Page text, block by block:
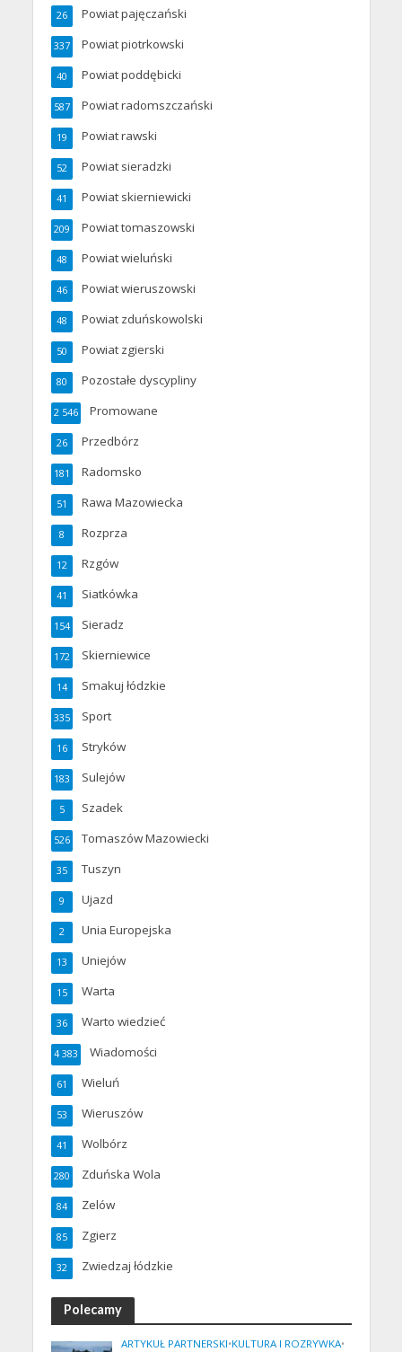
Powiat pajęczański
26
Powiat piotrkowski
337
Powiat poddębicki
40
Powiat radomszczański
587
Powiat rawski
19
Powiat sieradzki
52
Powiat skierniewicki
41
Powiat tomaszowski
209
Powiat wieluński
48
Powiat wieruszowski
46
Powiat zduńskowolski
48
Powiat zgierski
50
Pozostałe dyscypliny
80
Promowane
2 546
Przedbórz
26
Radomsko
181
Rawa Mazowiecka
51
Rozprza
8
Rzgów
12
Siatkówka
41
Sieradz
154
Skierniewice
172
Smakuj łódzkie
14
Sport
335
Stryków
16
Sulejów
183
Szadek
5
Tomaszów Mazowiecki
526
Tuszyn
35
Ujazd
9
Unia Europejska
2
Uniejów
13
Warta
15
Warto wiedzieć
36
Wiadomości
4 383
Wieluń
61
Wieruszów
53
Wolbórz
41
Zduńska Wola
280
Zelów
84
Zgierz
85
Zwiedzaj łódzkie
32
Polecamy
ARTYKUŁ PARTNERSKI•KULTURA I ROZRYWKA•